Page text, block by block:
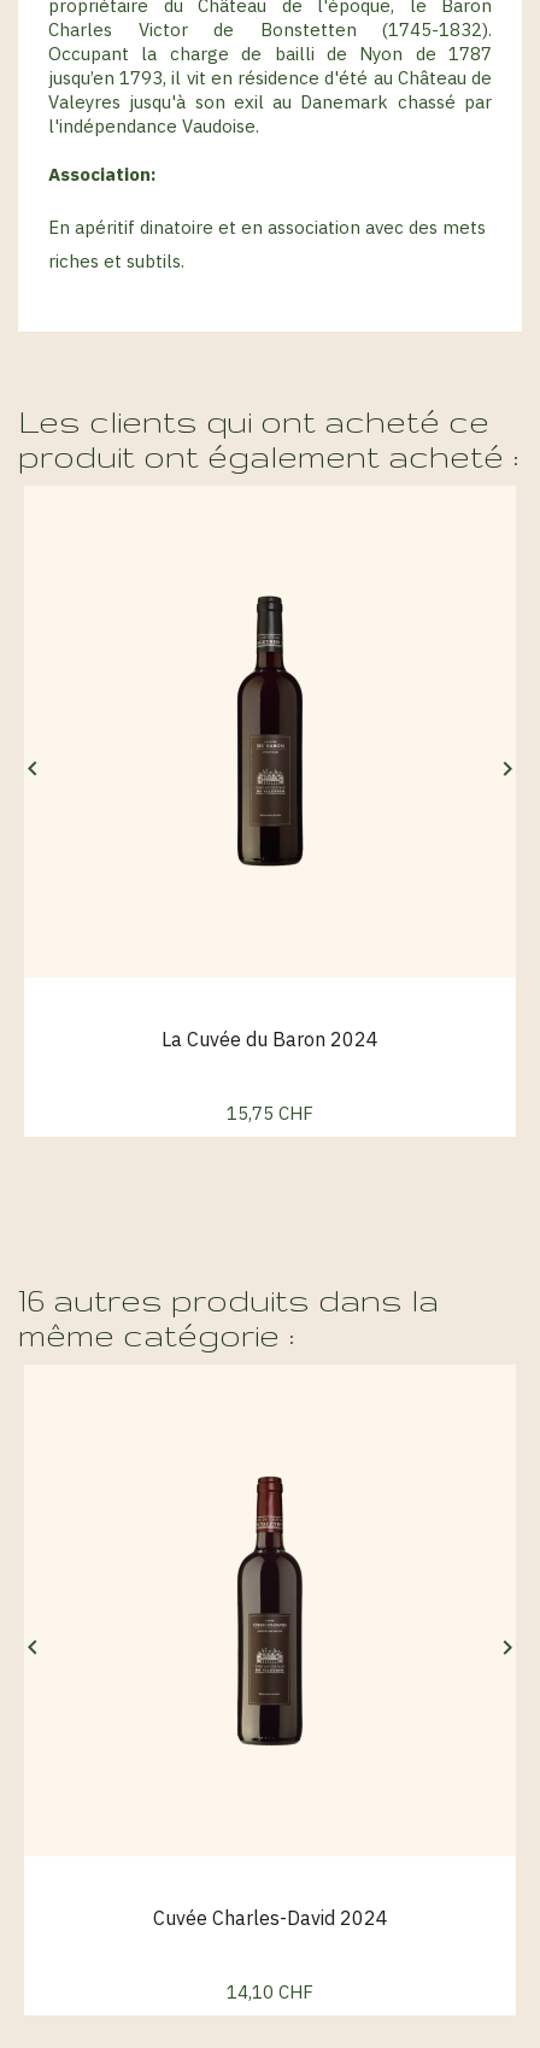
propriétaire du Château de l'époque, le Baron
Charles Victor de Bonstetten (1745-1832).
Occupant la charge de bailli de Nyon de 1787
jusqu’en 1793, il vit en résidence d'été au Château de
Valeyres jusqu'à son exil au Danemark chassé par
l'indépendance Vaudoise.
Association:
En apéritif dinatoire et en association avec des mets
riches et subtils.
Les clients qui ont acheté ce
produit ont également acheté :
La Cuvée du Baron 2024
Prix
15,75 CHF
 
16 autres produits dans la
même catégorie :
Cuvée Charles-David 2024
Prix
14,10 CHF
 